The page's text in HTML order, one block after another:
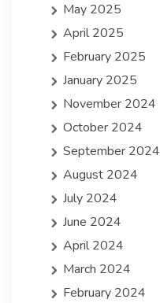
May 2025
April 2025
February 2025
January 2025
November 2024
October 2024
September 2024
August 2024
July 2024
June 2024
April 2024
March 2024
February 2024